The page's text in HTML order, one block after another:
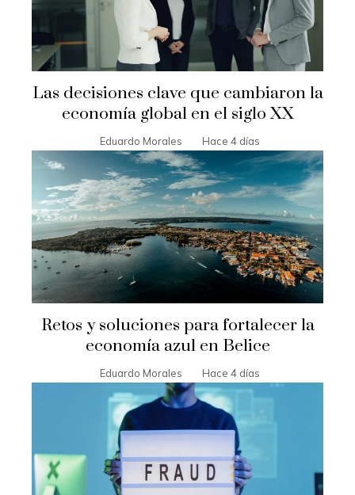
Las decisiones clave que cambiaron la
economía global en el siglo XX
Eduardo Morales Hace 4 días
Retos y soluciones para fortalecer la
economía azul en Belice
Eduardo Morales Hace 4 días